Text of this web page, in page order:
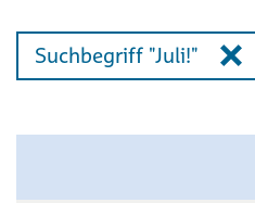
Suchbegriff "Juli!"